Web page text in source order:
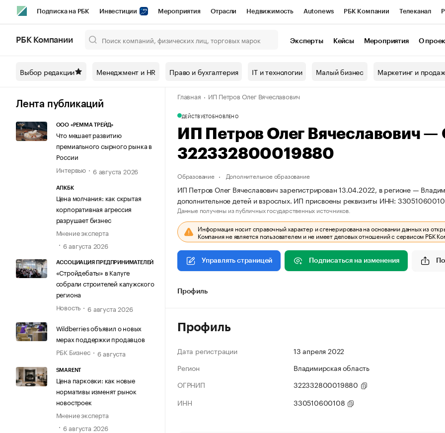
Подписка на РБК Инвестиции Мероприятия Отрасли Недвижимость Autonews РБК Компании Телеканал
Спецпроекты СПб Конференции СПб Спецпроекты Проверка контрагентов
Технологии и медиа Рынок наличной валюты
РБК Компании Эксперты Кейсы Мероприятия О
Выбор редакции Менеджмент и HR Право и бухгалтерия IT и технологии Малый бизнес Маркетинг и
Лента публикаций
ООО «РЕММА ТРЕЙД»
Что мешает развитию
премиального сырного рынка в
России
Интервью
6 августа 2026
АПКБК
Цена молчания: как скрытая
корпоративная агрессия
разрушает бизнес
Мнение эксперта
6 августа 2026
АССОЦИАЦИЯ ПРЕДПРИНИМАТЕЛЕЙ
«Стройдебаты» в Калуге
собрали строителей калужского
региона
Новость
6 августа 2026
Wildberries объявил о новых
мерах поддержки продавцов
РБК Бизнес
6 августа
SMARENT
Цена парковки: как новые
нормативы изменят рынок
новостроек
Мнение эксперта
6 августа 2026
Главная ИП Петров Олег Вячеславович
ДЕЙСТВУЕТОБНОВЛЕНО
ИП Петров Олег Вячеславович
322332800019880
Образование Дополнительное образование
ИП Петров Олег Вячеславович зарегистрирован 13.04.2022, в регионе —
дополнительное детей и взрослых. ИП присвоены реквизиты ИНН:
Данные получены из публичных государственных источников.
Информация носит справочный характер и сгенерирована на основании данных из
Компания не является пользователем и не имеет деловых отношений с сервисом РБК
Управлять страницей Подписаться на изменения
Профиль
Профиль
Дата регистрации
13 апреля 2022
Регион
Владимирская область
ОГРНИП
322332800019880
ИНН
330510600108